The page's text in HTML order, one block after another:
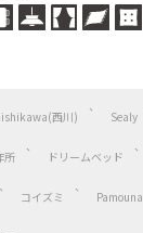
西川) Sealy
所 ドリームベッド
コイズミ Pamouna